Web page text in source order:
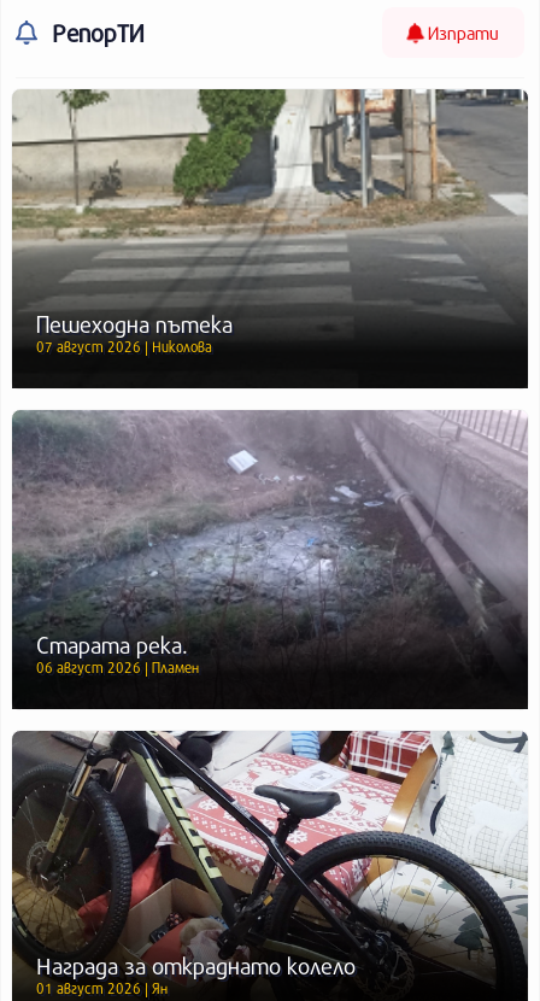
РепорТИ Изпрати
Пешеходна пътека
07 август 2026 | Николова
Старата река.
06 август 2026 | Пламен
Награда за откраднато колело
01 август 2026 | Ян